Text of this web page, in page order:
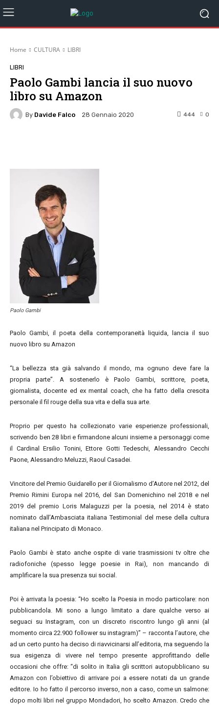
Home CULTURA LIBRI
LIBRI
Paolo Gambi lancia il suo nuovo
libro su Amazon
By Davide Falco 28 Gennaio 2020 0
444
Paolo Gambi
Paolo Gambi, il poeta della contemporaneità liquida, lancia il suo
nuovo libro su Amazon
“La bellezza sta già salvando il mondo, ma ognuno deve fare la
propria parte”. A sostenerlo è Paolo Gambi, scrittore, poeta,
giornalista, docente ed ex mental coach, che ha fatto della crescita
personale il fil rouge della sua vita e della sua arte.
Proprio per questo ha collezionato varie esperienze professionali,
scrivendo ben 28 libri e firmandone alcuni insieme a personaggi come
il Cardinal Ersilio Tonini, Ettore Gotti Tedeschi, Alessandro Cecchi
Paone, Alessandro Meluzzi, Raoul Casadei.
Vincitore del Premio Guidarello per il Giornalismo d’Autore nel 2012, del
Premio Rimini Europa nel 2016, del San Domenichino nel 2018 e nel
2019 del premio Loris Malaguzzi per la poesia, nel 2014 è stato
nominato dall’Ambasciata italiana Testimonial del mese della cultura
italiana nel Principato di Monaco.
Paolo Gambi è stato anche ospite di varie trasmissioni tv oltre che
radiofoniche (spesso legge poesie in Rai), non mancando di
amplificare la sua presenza sui social.
Poi è arrivata la poesia: “Ho scelto la Poesia in modo particolare: non
pubblicandola. Mi sono a lungo limitato a dare qualche verso ai
seguaci su Instagram, con un discreto riscontro lungo gli anni (al
momento circa 22.900 follower su instagram)” – racconta l’autore, che
ad un certo punto ha deciso di riavvicinarsi all’editoria, ma seguendo la
sua esigenza di vivere nel tempo presente approfittando delle
occasioni che offre: “di solito in Italia gli scrittori autopubblicano su
Amazon con l’obiettivo di arrivare poi a essere notati da un grande
editore. Io ho fatto il percorso inverso, non a caso, come un salmone:
dopo molti libri nel gruppo Mondadori, ho scelto Amazon. Credo che